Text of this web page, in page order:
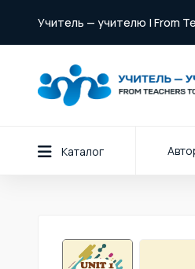
Учитель — учителю | From
Каталог